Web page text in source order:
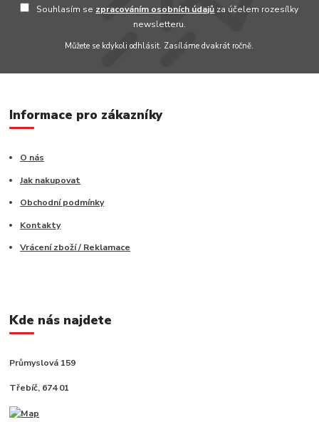
Souhlasím se zpracováním osobních údajů za účelem rozesílky
newsletteru.
Můžete se kdykoli odhlásit. Zasíláme dvakrát ročně.
Informace pro zákazníky
O nás
Jak nakupovat
Obchodní podmínky
Kontakty
Vrácení zboží / Reklamace
Kde nás najdete
Průmyslová 159
Třebíč, 674 01